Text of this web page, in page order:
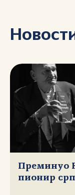
Преминуо
пионир